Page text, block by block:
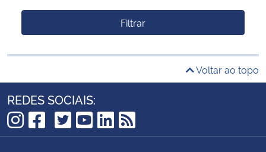
Filtrar
Voltar ao topo
REDES SOCIAIS:
Instagram
Facebook
TikTok
Twitter
YouTube
LinkedIn
RSS